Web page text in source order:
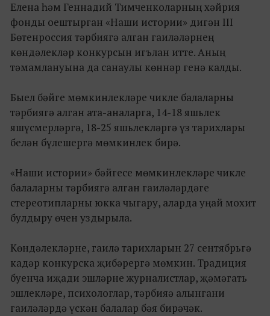
Елена һәм Геннадий Тимченколарның хәйрия
фонды оештырган «Наши истории» дигән III
Бөтенроссия тәрбиягә алган гаиләләрнең
көндәлекләр конкурсын игълан итте. Аның
тәмамлануына да санаулы көннәр генә калды.
Быел бәйге мөмкинлекләре чикле балаларны
тәрбиягә алган ата-аналарга, 14-18 яшьлек
яшүсмерләргә, 18-25 яшьлекләргә үз тарихлары
белән бүлешергә мөмкинлек бирә.
«Наши истории» бәйгесе мөмкинлекләре чикле
балаларны тәрбиягә алган гаиләләрдәге
стереотипларны юкка чыгару, аларда уңай мохит
булдыру өчен уздырыла.
Көндәлекләрне, гаилә тарихларын 27 сентябрьгә
кадәр конкурска җибәрергә мөмкин. Традиция
буенча иҗади эшләрне журналистлар, җәмәгать
эшлекләре, психологлар, тәрбияә алынгани
гаиләләрдә үскән балалар бәя бирәчәк.